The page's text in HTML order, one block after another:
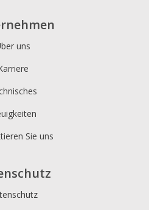
uns
Sie uns